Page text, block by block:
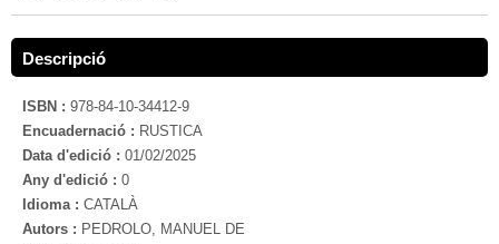
Descripció
ISBN : 978-84-10-34412-9
Encuadernació : RUSTICA
Data d'edició : 01/02/2025
Any d'edició : 0
Idioma : CATALÀ
Autors : PEDROLO, MANUEL DE